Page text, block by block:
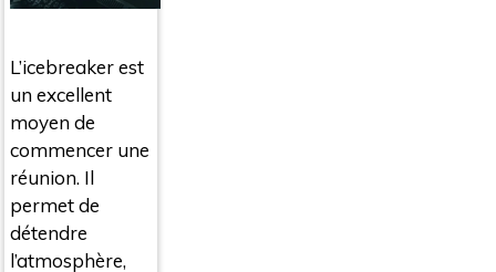
L’icebreaker est
un excellent
moyen de
commencer une
réunion. Il
permet de
détendre
l’atmosphère,